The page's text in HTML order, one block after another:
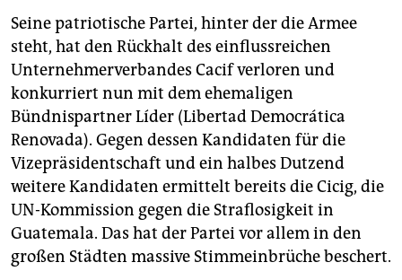
Seine patriotische Partei, hinter der die Armee
steht, hat den Rückhalt des einflussreichen
Unternehmerverbandes Cacif verloren und
konkurriert nun mit dem ehemaligen
Bündnispartner Líder (Libertad Democrática
Renovada). Gegen dessen Kandidaten für die
Vizepräsidentschaft und ein halbes Dutzend
weitere Kandidaten ermittelt bereits die Cicig, die
UN-Kommission gegen die Straflosigkeit in
Guatemala. Das hat der Partei vor allem in den
großen Städten massive Stimmeinbrüche beschert.